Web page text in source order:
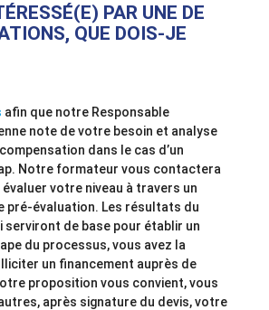
PAR UNE DE
QUE DOIS-JE
afin que notre Responsable
note de votre besoin et analyse
dans le cas d’un
Notre formateur vous contactera
votre niveau à travers un
pré-évaluation. Les résultats du
serviront de base pour établir un
du processus, vous avez la
un financement auprès de
proposition vous convient, vous
après signature du devis, votre